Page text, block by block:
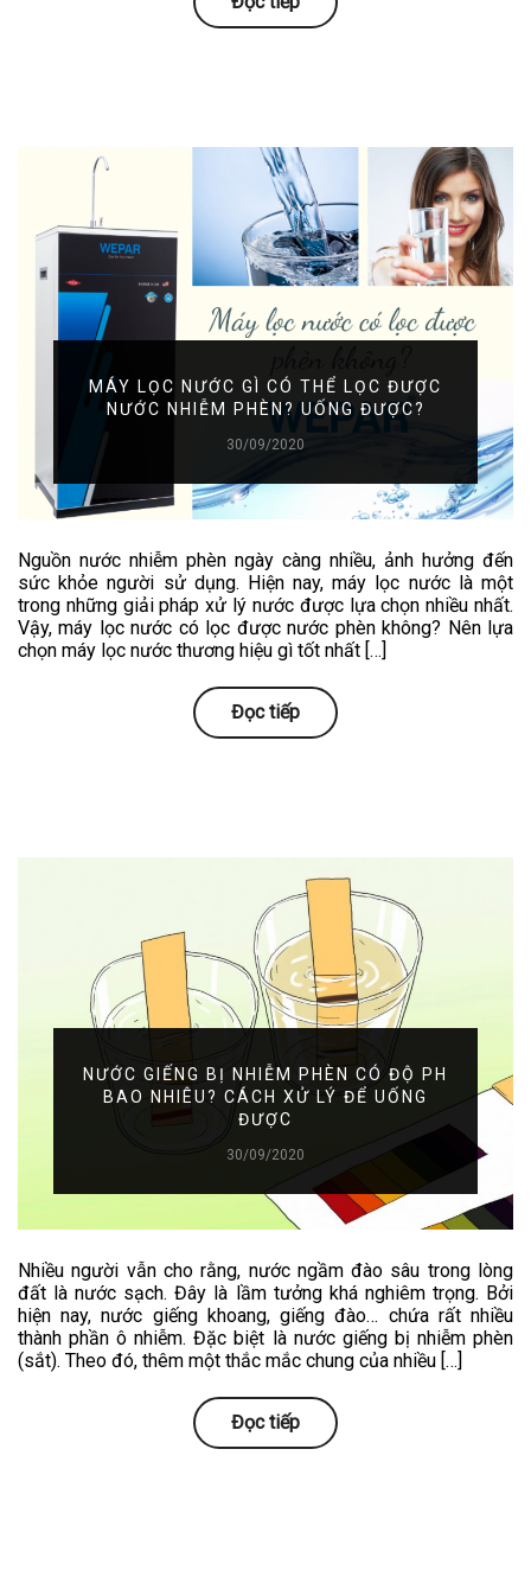
MÁY LỌC NƯỚC GÌ CÓ THỂ LỌC ĐƯỢC
NƯỚC NHIỄM PHÈN? UỐNG ĐƯỢC?
30/09/2020
Nguồn nước nhiễm phèn ngày càng nhiều, ảnh hưởng đến
sức khỏe người sử dụng. Hiện nay, máy lọc nước là một
trong những giải pháp xử lý nước được lựa chọn nhiều nhất.
Vậy, máy lọc nước có lọc được nước phèn không? Nên lựa
chọn máy lọc nước thương hiệu gì tốt nhất […]
Đọc tiếp
NƯỚC GIẾNG BỊ NHIỄM PHÈN CÓ ĐỘ PH
BAO NHIÊU? CÁCH XỬ LÝ ĐỂ UỐNG
ĐƯỢC
30/09/2020
Nhiều người vẫn cho rằng, nước ngầm đào sâu trong lòng
đất là nước sạch. Đây là lầm tưởng khá nghiêm trọng. Bởi
hiện nay, nước giếng khoang, giếng đào… chứa rất nhiều
thành phần ô nhiễm. Đặc biệt là nước giếng bị nhiễm phèn
(sắt). Theo đó, thêm một thắc mắc chung của nhiều […]
Đọc tiếp